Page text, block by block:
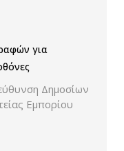
για
Δημοσίων
Εμπορίου